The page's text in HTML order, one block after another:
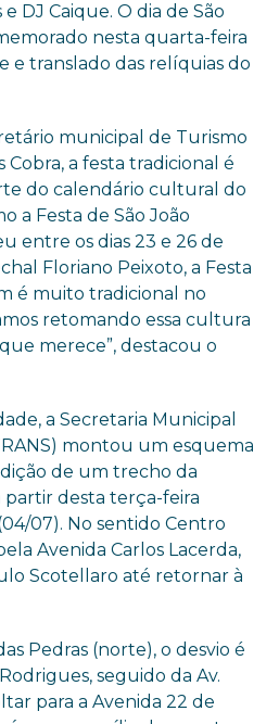
DJ Caique. O dia de São
nesta quarta-feira
e translado das relíquias do
municipal de Turismo
Cobra, a festa tradicional é
do calendário cultural do
a Festa de São João
entre os dias 23 e 26 de
Floriano Peixoto, a Festa
é muito tradicional no
retomando essa cultura
merece”, destacou o
a Secretaria Municipal
montou um esquema
de um trecho da
partir desta terça-feira
07). No sentido Centro
Avenida Carlos Lacerda,
Scotellaro até retornar à
Pedras (norte), o desvio é
seguido da Av.
para a Avenida 22 de